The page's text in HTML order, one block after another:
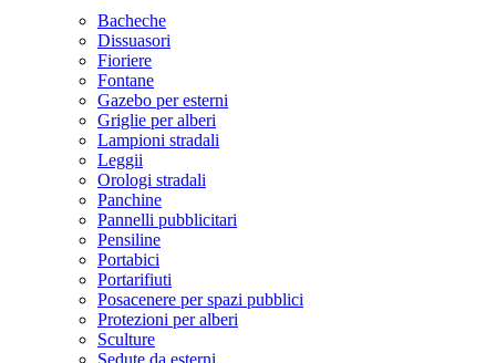
Bacheche
Dissuasori
Fioriere
Fontane
Gazebo per esterni
Griglie per alberi
Lampioni stradali
Leggii
Orologi stradali
Panchine
Pannelli pubblicitari
Pensiline
Portabici
Portarifiuti
Posacenere per spazi pubblici
Protezioni per alberi
Sculture